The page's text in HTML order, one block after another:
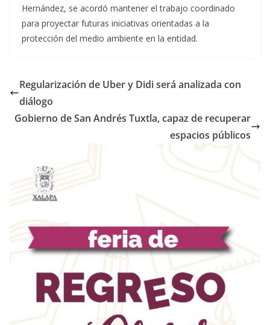
Hernández, se acordó mantener el trabajo coordinado
para proyectar futuras iniciativas orientadas a la
protección del medio ambiente en la entidad.
Regularización de Uber y Didi será analizada con
diálogo
Gobierno de San Andrés Tuxtla, capaz de recuperar
espacios públicos